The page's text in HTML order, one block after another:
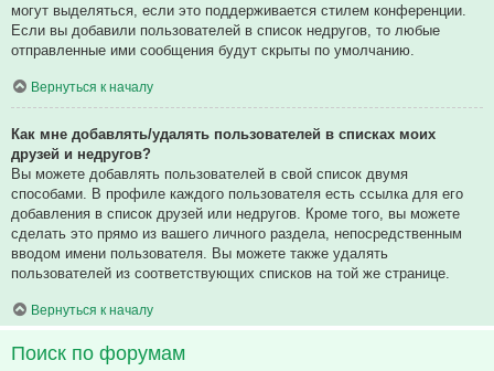
могут выделяться, если это поддерживается стилем конференции.
Если вы добавили пользователей в список недругов, то любые
отправленные ими сообщения будут скрыты по умолчанию.
Вернуться к началу
Как мне добавлять/удалять пользователей в списках моих
друзей и недругов?
Вы можете добавлять пользователей в свой список двумя
способами. В профиле каждого пользователя есть ссылка для его
добавления в список друзей или недругов. Кроме того, вы можете
сделать это прямо из вашего личного раздела, непосредственным
вводом имени пользователя. Вы можете также удалять
пользователей из соответствующих списков на той же странице.
Вернуться к началу
Поиск по форумам